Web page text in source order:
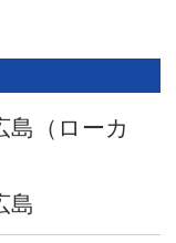
島 （ローカ
島